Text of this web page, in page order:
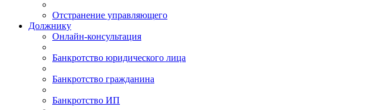
Отстранение управляющего
Должнику
Онлайн-консультация
Банкротство юридического лица
Банкротство гражданина
Банкротство ИП